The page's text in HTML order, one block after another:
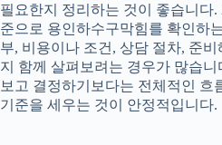
필요한지 정리하는 것이 좋습니다.
준으로 용인하수구막힘를 확인하
부, 비용이나 조건, 상담 절차, 준
지 함께 살펴보려는 경우가 많습
보고 결정하기보다는 전체적인 흐
기준을 세우는 것이 안정적입니다.